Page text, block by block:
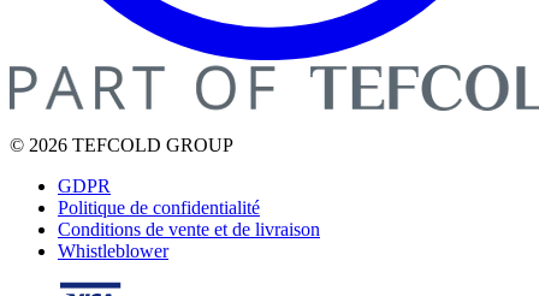
© 2026 TEFCOLD GROUP
GDPR
Politique de confidentialité
Conditions de vente et de livraison
Whistleblower